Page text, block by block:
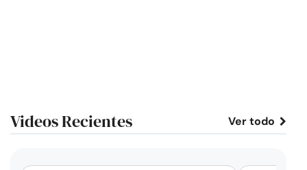
Videos Recientes Ver todo